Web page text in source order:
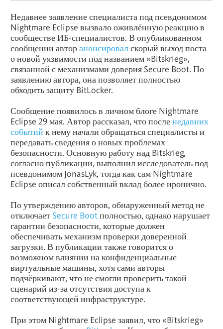
Недавнее заявление специалиста под псевдонимом
Nightmare Eclipse вызвало оживлённую реакцию в
сообществе ИБ-специалистов. В опубликованном
сообщении авторанонсировалскорый выход поста
о новой уязвимости под названием «Bitskrieg»,
связанной с механизмами доверия Secure Boot. По
заявлению автора, она позволяет полностью
обходить защиту BitLocker.
Сообщение появилось в личном блоге Nightmare
Eclipse 29 мая. Автор рассказал, что посленедавних
событий к нему начали обращаться специалисты и
передавать сведения о новых проблемах
безопасности. Основную работу над Bitskrieg,
согласно публикации, выполнил исследователь под
псевдонимом JonasLyk, тогда как сам Nightmare
Eclipse описал собственный вклад более иронично.
По утверждению авторов, обнаруженный метод не
отключает Secure Bootполностью, однако нарушает
гарантии безопасности, которые должен
обеспечивать механизм проверки доверенной
загрузки. В публикации также говорится о
возможном влиянии на конфиденциальные
виртуальные машины, хотя сами авторы
подчёркивают, что не смогли проверить такой
сценарий из-за отсутствия доступа к
соответствующей инфраструктуре.
При этом Nightmare Eclipse заявил, что «Bitskrieg»